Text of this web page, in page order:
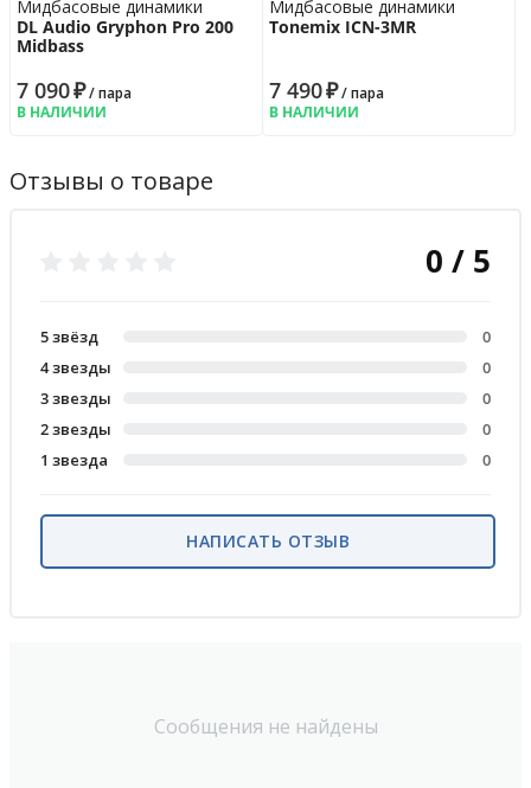
Мидбасовые динамики
DL Audio Gryphon Pro 200
Midbass
7 090₽/ пара
В НАЛИЧИИ
Мидбасовые динамики
Tonemix ICN-3MR
7 490₽/ пара
В НАЛИЧИИ
Отзывы о товаре
Сообщения не найдены
0 / 5
5 звёзд
0
4 звезды
0
3 звезды
0
2 звезды
0
1 звезда
0
НАПИСАТЬ ОТЗЫВ